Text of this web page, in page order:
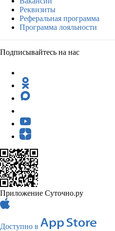
Реквизиты
Реферальная программа
Программа лояльности
Подписывайтесь на нас
Приложение Суточно.ру
Доступно в